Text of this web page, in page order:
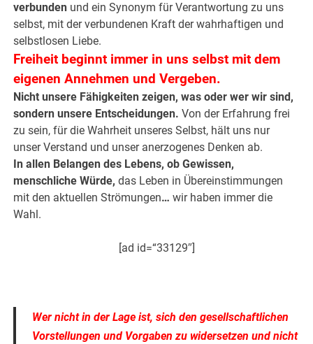
verbunden und ein Synonym für Verantwortung zu uns
selbst, mit der verbundenen Kraft der wahrhaftigen und
selbstlosen Liebe.
Freiheit beginnt immer in uns selbst mit dem
eigenen Annehmen und Vergeben.
Nicht unsere Fähigkeiten zeigen, was oder wer wir sind,
sondern unsere Entscheidungen. Von der Erfahrung frei
zu sein, für die Wahrheit unseres Selbst, hält uns nur
unser Verstand und unser anerzogenes Denken ab.
In allen Belangen des Lebens, ob Gewissen,
menschliche Würde,das Leben in Übereinstimmungen
mit den aktuellen Strömungen… wir haben immer die
Wahl.
[ad id=“33129″]
Wer nicht in der Lage ist, sich den gesellschaftlichen
Vorstellungen und Vorgaben zu widersetzen und nicht